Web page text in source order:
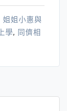
姐姐小惠與
上學, 同儕相